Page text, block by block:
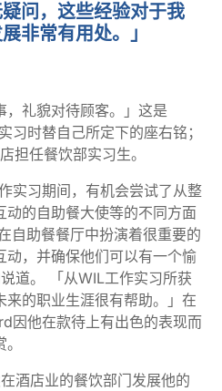
问，这些经验对于我
非常有用处。」
，礼貌对待顾客。」这是
习时替自己所定下的座右铭；
担任餐饮部实习生。
实习期间，有机会尝试了从整
的自助餐大使等的不同方面
自助餐餐厅中扮演着很重要的
动，并确保他们可以有一个愉
道。 「从WIL工作实习所获
的职业生涯很有帮助。」在
因他在款待上有出色的表现而
。
酒店业的餐饮部门发展他的